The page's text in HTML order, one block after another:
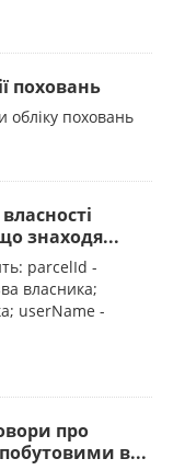
поховань
обліку поховань
знаходя...
parcelId -
власника;
userName -
про
в...